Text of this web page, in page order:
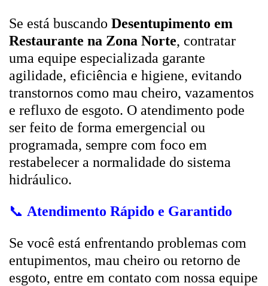
Se está buscando Desentupimento em
Restaurante na Zona Norte, contratar
uma equipe especializada garante
agilidade, eficiência e higiene, evitando
transtornos como mau cheiro, vazamentos
e refluxo de esgoto. O atendimento pode
ser feito de forma emergencial ou
programada, sempre com foco em
restabelecer a normalidade do sistema
hidráulico.
📞 Atendimento Rápido e Garantido
Se você está enfrentando problemas com
entupimentos, mau cheiro ou retorno de
esgoto, entre em contato com nossa equipe